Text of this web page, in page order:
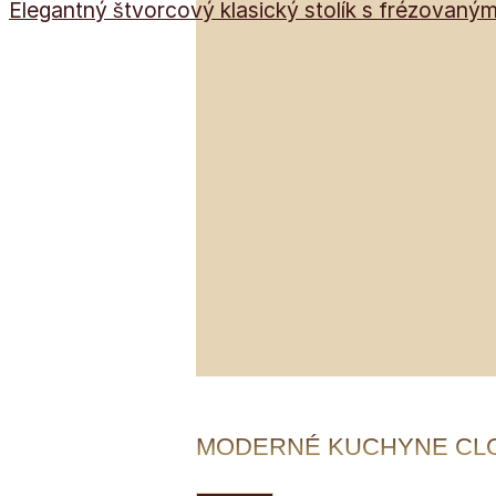
MODERNÉ KUCHYNE
Elegantný štvorcový klasický stolík s